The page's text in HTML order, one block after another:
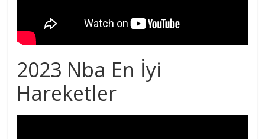
2023 Nba En İyi
Hareketler